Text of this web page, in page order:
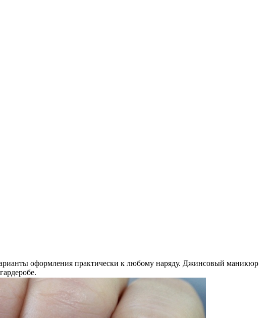
оформления практически к любому наряду. Джинсовый маникюр